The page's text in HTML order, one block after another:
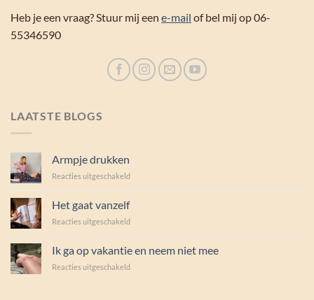
Heb je een vraag? Stuur mij een e-mail of bel mij op 06-
55346590
LAATSTE BLOGS
Armpje drukken
Reacties uitgeschakeldvoor
Het gaat vanzelf
Reacties uitgeschakeldvoor
vanzelf
Ik ga op vakantie en neem niet mee
Reacties uitgeschakeldvoor